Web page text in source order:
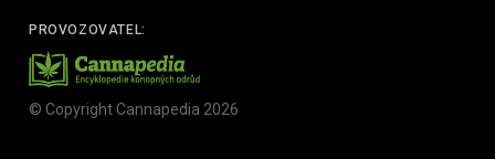
PROVOZOVATEL:
© Copyright Cannapedia 2026